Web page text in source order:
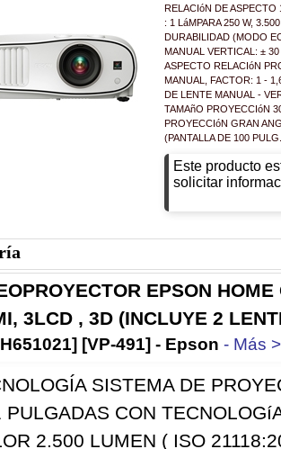
RELACIóN DE
: 1 LáMPARA 250 W,
DURABILIDAD (MODO
MANUAL VERTICAL: ±
ASPECTO RELACIóN
MANUAL, FACTOR: 1 -
DE LENTE MANUAL -
TAMAñO PROYECCIóN
PROYECCIóN GRAN
(PANTALLA DE 100
Este producto
solicitar
EPSON
3LCD , 3D (INCLUYE 2
[VP-491] - Epson - Más
SISTEMA DE
PULGADAS CON
2.500 LUMEN ( ISO